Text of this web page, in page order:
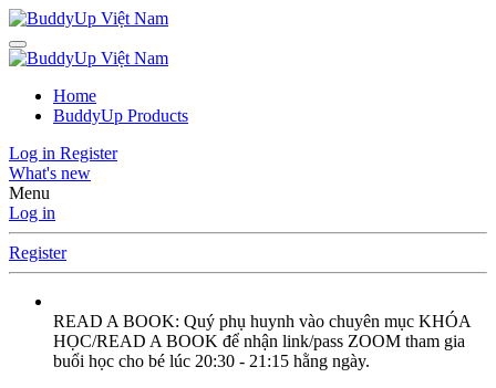
Home
BuddyUp Products
Log in Register
What's new
Menu
Log in
Register
READ A BOOK: Quý phụ huynh vào chuyên mục KHÓA
HỌC/READ A BOOK để nhận link/pass ZOOM tham gia
buổi học cho bé lúc 20:30 - 21:15 hằng ngày.